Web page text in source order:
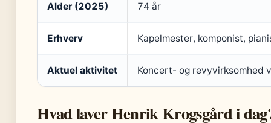
Alder (2025) 74 år
Erhverv Kapelmester, komponist,
Aktuel aktivitet Koncert- og revyvirksomhed
Hvad laver Henrik Krogsgård i